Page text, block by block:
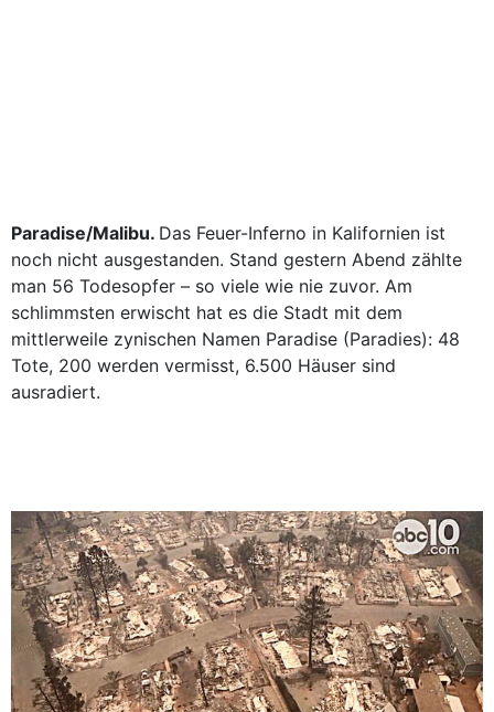
Paradise/Malibu. Das Feuer-Inferno in Kalifornien ist
noch nicht ausgestanden. Stand gestern Abend zählte
man 56 Todesopfer – so viele wie nie zuvor. Am
schlimmsten erwischt hat es die Stadt mit dem
mittlerweile zynischen Namen Paradise (Paradies): 48
Tote, 200 werden vermisst, 6.500 Häuser sind
ausradiert.